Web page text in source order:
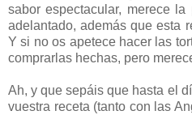
sabor espectacular, merece
adelantado, además que esta
Y si no os apetece hacer las
comprarlas hechas, pero
Ah, y que sepáis que hasta el
vuestra receta (tanto con las